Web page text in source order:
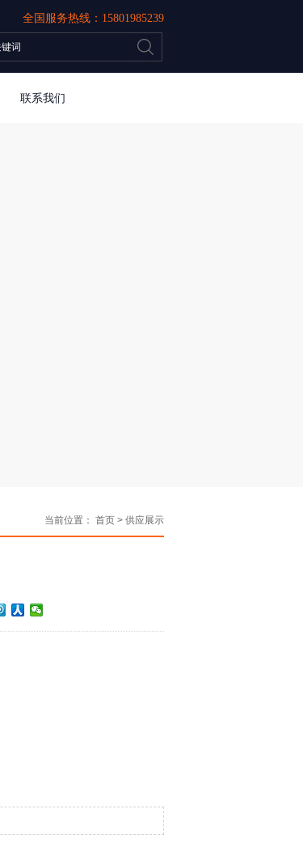
全国服务热线： 15801985239
联系我们
当前位置： 首页 > 供应展示